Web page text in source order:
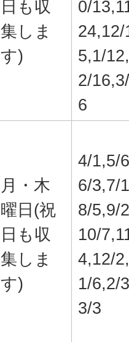
日も収
集しま
す)
0/
24,12/
5,1/12,
2/
6
月・木
曜日(祝
日も収
集しま
す)
4/1,5/
6/3,7/
8/5,9/
10/
4,12/2,
1/6,2/
3/3